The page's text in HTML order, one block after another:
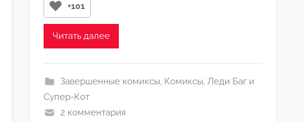
a
+101
Читать далее
Завершенные комиксы, Комиксы, Леди Баг и
Супер-Кот
2 комментария